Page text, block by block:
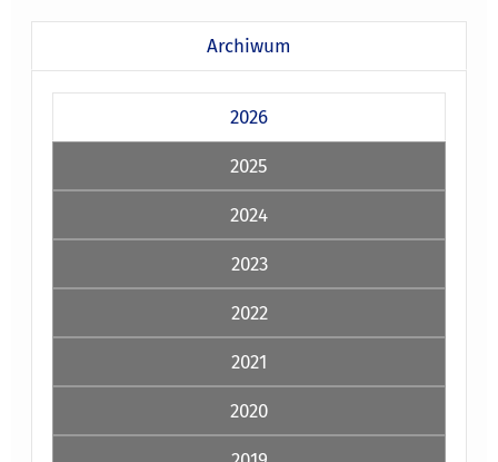
Archiwum
2026
2025
2024
2023
2022
2021
2020